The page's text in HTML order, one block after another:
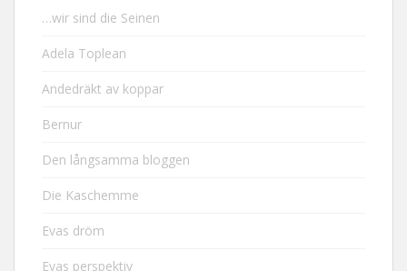
…wir sind die Seinen
Adela Toplean
Andedräkt av koppar
Bernur
Den långsamma bloggen
Die Kaschemme
Evas dröm
Evas perspektiv